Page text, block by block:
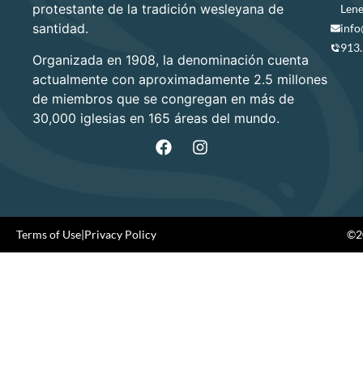
protestante de la tradición wesleyana de
santidad.
Organizada en 1908, la denominación cuenta
actualmente con aproximadamente 2.5 millones
de miembros que se congregan en más de
30,000 iglesias en 165 áreas del mundo.
Terms of Use|Privacy Policy